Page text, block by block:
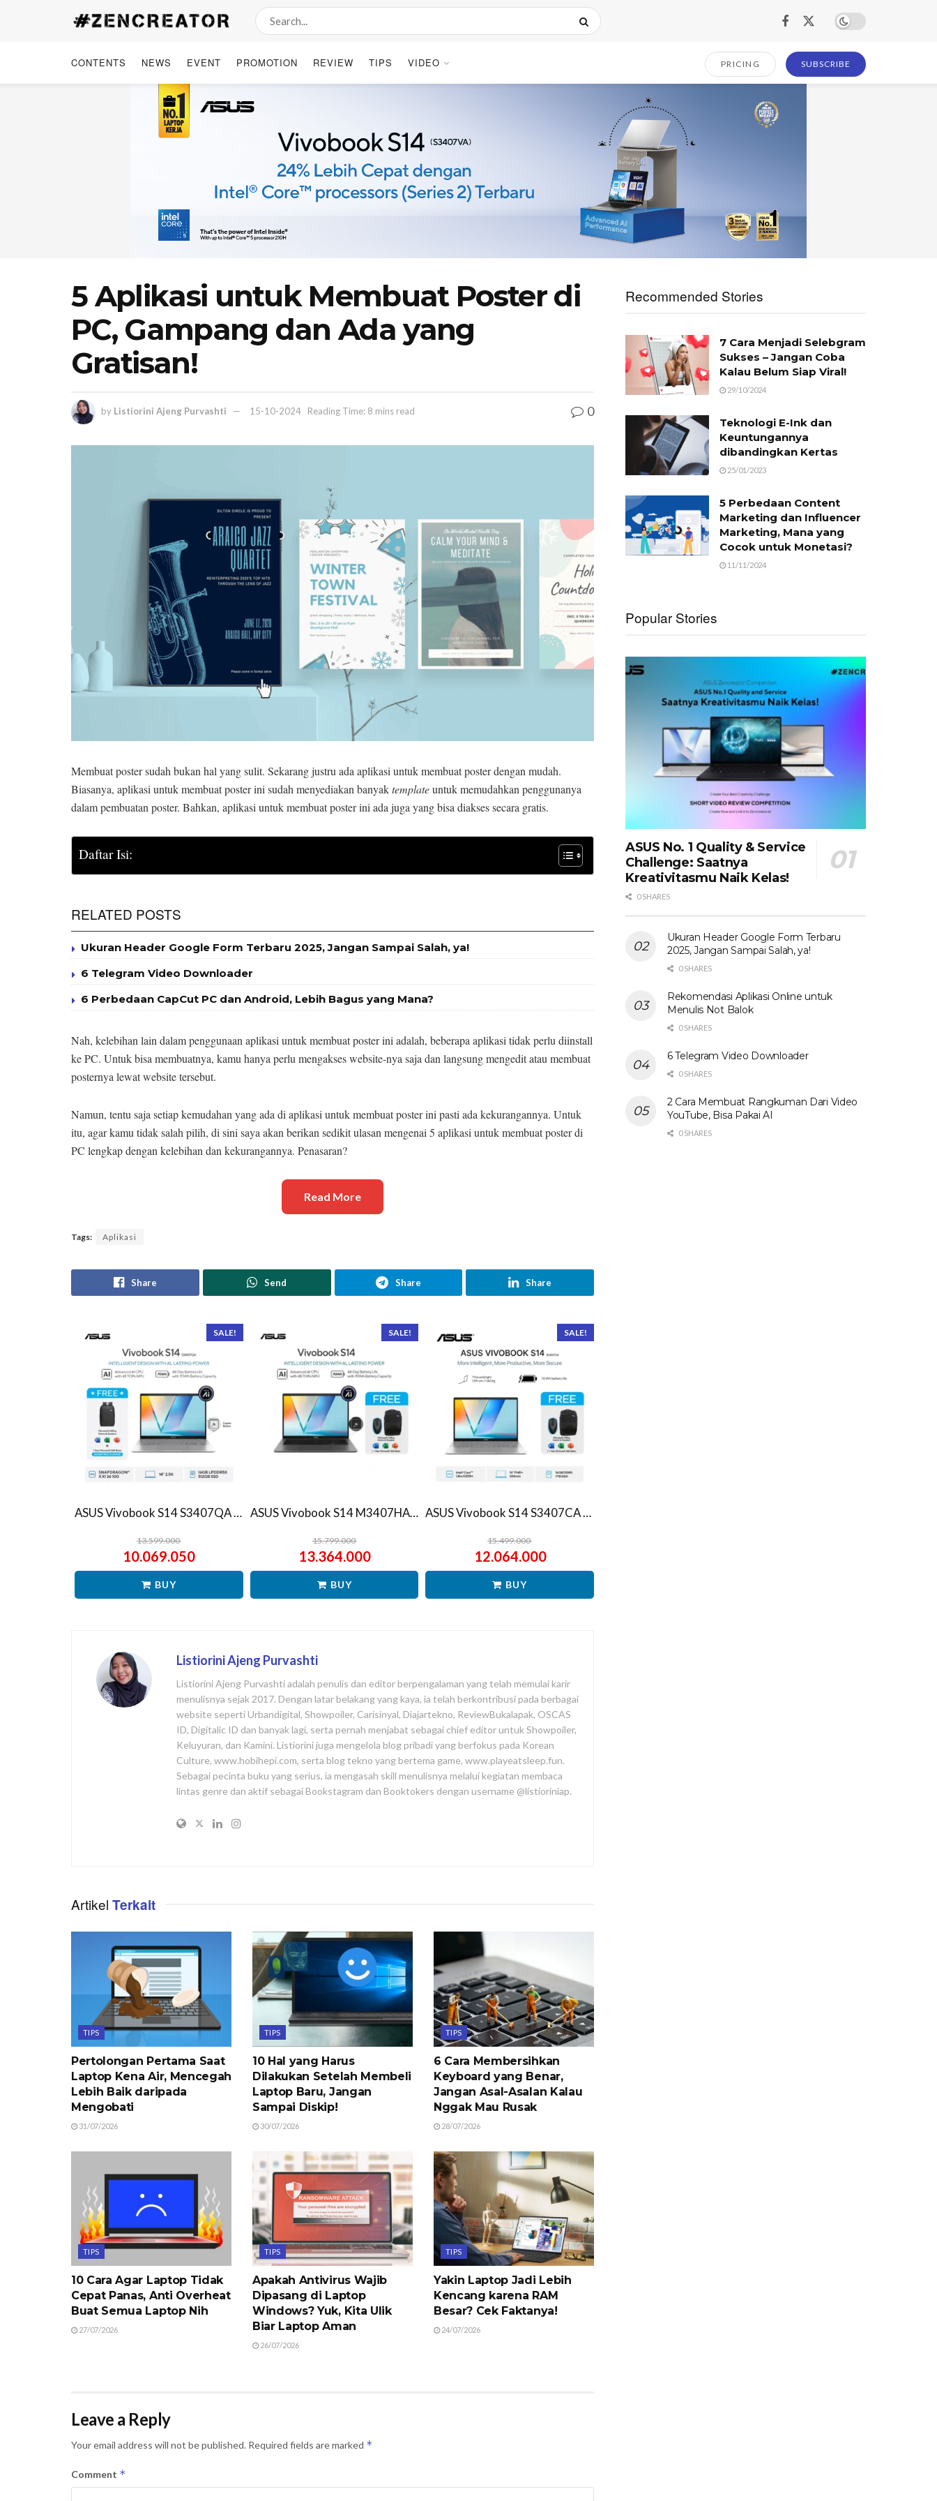
CONTENTS NEWS EVENT PROMOTION REVIEW TIPS VIDEO PRICING SUBSCRIBE
5 Aplikasi untuk Membuat Poster di
PC, Gampang dan Ada yang
Gratisan!
by Listiorini Ajeng Purvashti 15-10-2024 Reading Time: 8 mins read 0
Membuat poster sudah bukan hal yang sulit. Sekarang justru ada aplikasi untuk membuat poster dengan mudah.
Biasanya, aplikasi untuk membuat poster ini sudah menyediakan banyaktemplateuntuk memudahkan penggunanya
dalam pembuatan poster. Bahkan, aplikasi untuk membuat poster ini ada juga yang bisa diakses secara gratis.
Daftar Isi:
RELATED POSTS
Ukuran Header Google Form Terbaru 2025, Jangan Sampai Salah, ya!
6 Telegram Video Downloader
6 Perbedaan CapCut PC dan Android, Lebih Bagus yang Mana?
Nah, kelebihan lain dalam penggunaan aplikasi untuk membuat poster ini adalah, beberapa aplikasi tidak perlu diinstall
ke PC. Untuk bisa membuatnya, kamu hanya perlu mengakses website-nya saja dan langsung mengedit atau membuat
posternya lewat website tersebut.
Namun, tentu saja setiap kemudahan yang ada di aplikasi untuk membuat poster ini pasti ada kekurangannya. Untuk
itu, agar kamu tidak salah pilih, di sini saya akan berikan sedikit ulasan mengenai 5 aplikasi untuk membuat poster di
PC lengkap dengan kelebihan dan kekurangannya. Penasaran?
Read More
Tags: Aplikasi
Share Send Share Share
SALE!
ASUS Vivobook S14 S3407QA – IPSP151M – Matte Gray
13.599.000
10.069.050
BUY
SALE!
ASUS Vivobook S14 M3407HA Ryzen 7 260 1TB SSD 16GB WUXGA IPS Win11+OHS
15.799.000
13.364.000
BUY
SALE!
ASUS Vivobook S14 S3407CA Ultra 5 225H 1TB SSD 16GB WUXGA IPS Win11+OHS
15.499.000
12.064.000
BUY
Listiorini Ajeng Purvashti
Listiorini Ajeng Purvashti adalah penulis dan editor berpengalaman yang telah memulai karir
menulisnya sejak 2017. Dengan latar belakang yang kaya, ia telah berkontribusi pada berbagai
website seperti Urbandigital, Showpoiler, Carisinyal, Diajartekno, ReviewBukalapak, OSCAS
ID, Digitalic ID dan banyak lagi, serta pernah menjabat sebagai chief editor untuk Showpoiler,
Keluyuran, dan Kamini. Listiorini juga mengelola blog pribadi yang berfokus pada Korean
Culture, www.hobihepi.com, serta blog tekno yang bertema game, www.playeatsleep.fun.
Sebagai pecinta buku yang serius, ia mengasah skill menulisnya melalui kegiatan membaca
lintas genre dan aktif sebagai Bookstagram dan Booktokers dengan username @listioriniap.
Artikel Terkait
TIPS
Pertolongan Pertama Saat
Laptop Kena Air, Mencegah
Lebih Baik daripada
Mengobati
31/07/2026
TIPS
10 Hal yang Harus
Dilakukan Setelah Membeli
Laptop Baru, Jangan
Sampai Diskip!
30/07/2026
TIPS
6 Cara Membersihkan
Keyboard yang Benar,
Jangan Asal-Asalan Kalau
Nggak Mau Rusak
28/07/2026
TIPS
10 Cara Agar Laptop Tidak
Cepat Panas, Anti Overheat
Buat Semua Laptop Nih
27/07/2026
TIPS
Apakah Antivirus Wajib
Dipasang di Laptop
Windows? Yuk, Kita Ulik
Biar Laptop Aman
26/07/2026
TIPS
Yakin Laptop Jadi Lebih
Kencang karena RAM
Besar? Cek Faktanya!
24/07/2026
Leave a Reply
Your email address will not be published. Required fields are marked *
Comment *
Recommended Stories
7 Cara Menjadi Selebgram
Sukses – Jangan Coba
Kalau Belum Siap Viral!
29/10/2024
Teknologi E-Ink dan
Keuntungannya
dibandingkan Kertas
25/01/2023
5 Perbedaan Content
Marketing dan Influencer
Marketing, Mana yang
Cocok untuk Monetasi?
11/11/2024
Popular Stories
ASUS No. 1 Quality & Service
Challenge: Saatnya
Kreativitasmu Naik Kelas!
0 SHARES
Ukuran Header Google Form Terbaru
2025, Jangan Sampai Salah, ya!
0 SHARES
Rekomendasi Aplikasi Online untuk
Menulis Not Balok
0 SHARES
6 Telegram Video Downloader
0 SHARES
2 Cara Membuat Rangkuman Dari Video
YouTube, Bisa Pakai AI
0 SHARES